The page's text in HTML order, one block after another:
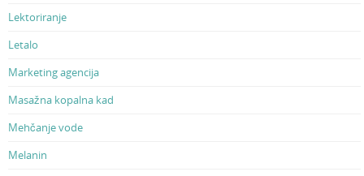
Lektoriranje
Letalo
Marketing agencija
Masažna kopalna kad
Mehčanje vode
Melanin